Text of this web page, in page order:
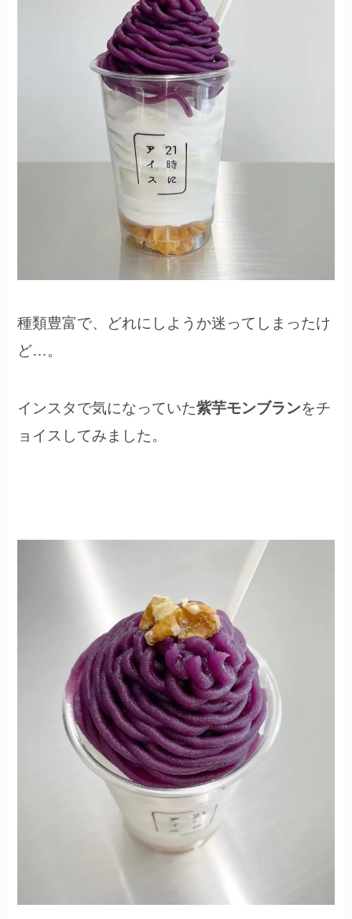
種類豊富で、どれにしようか迷ってしまったけ
ど…。
インスタで気になっていた紫芋モンブランをチ
ョイスしてみました。